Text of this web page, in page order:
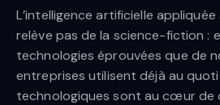
L’intelligence artificielle
relève pas de la science-fiction :
technologies éprouvées que de
entreprises utilisent déjà au
technologiques sont au cœur de